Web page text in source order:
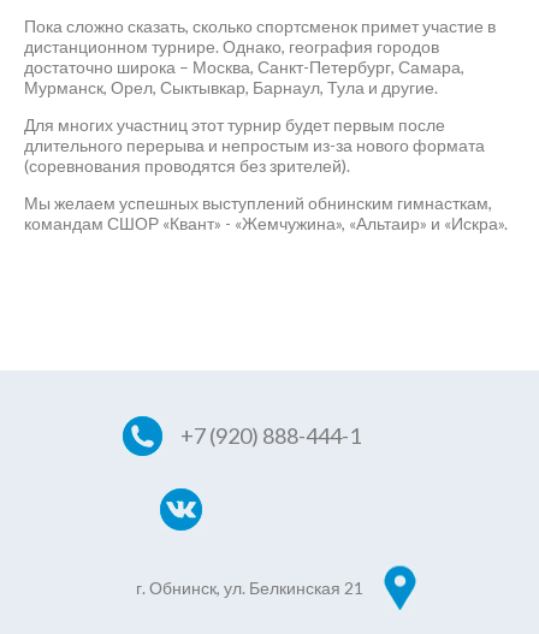
Пока сложно сказать, сколько спортсменок примет участие в
дистанционном турнире. Однако, география городов
достаточно широка – Москва, Санкт-Петербург, Самара,
Мурманск, Орел, Сыктывкар, Барнаул, Тула и другие.
Для многих участниц этот турнир будет первым после
длительного перерыва и непростым из-за нового формата
(соревнования проводятся без зрителей).
Мы желаем успешных выступлений обнинским гимнасткам,
командам СШОР «Квант» - «Жемчужина», «Альтаир» и «Искра».
+7 (920) 888-444-1
г. Обнинск, ул. Белкинская 21